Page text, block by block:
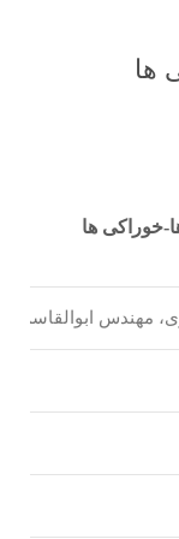
ها
خوراکی ها
مهندس ابوالقاسم